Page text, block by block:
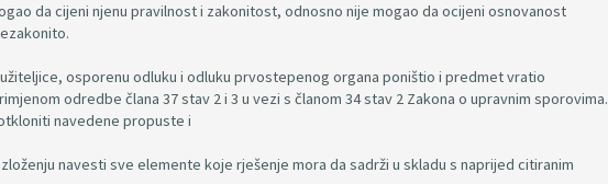
da cijeni njenu pravilnost i zakonitost, odnosno nije mogao da ocijeni osnovanost
osporenu odluku i odluku prvostepenog organa poništio i predmet vratio
odredbe člana 37 stav 2 i 3 u vezi s članom 34 stav 2 Zakona o upravnim sporovima.
navedene propuste i
navesti sve elemente koje rješenje mora da sadrži u skladu s naprijed citiranim